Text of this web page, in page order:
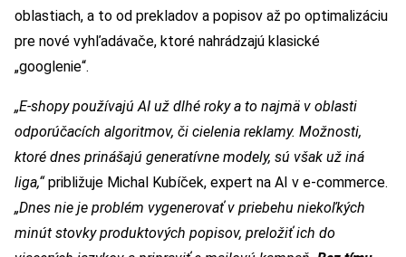
oblastiach, a to od prekladov a popisov až po optimalizáciu
pre nové vyhľadávače, ktoré nahrádzajú klasické
„googlenie“.
„E-shopy používajú AI už dlhé roky a to najmä v oblasti
odporúčacích algoritmov, či cielenia reklamy. Možnosti,
ktoré dnes prinášajú generatívne modely, sú však už iná
liga,“približuje Michal Kubíček, expert na AI v e-commerce.
„Dnes nie je problém vygenerovať v priebehu niekoľkých
minút stovky produktových popisov, preložiť ich do